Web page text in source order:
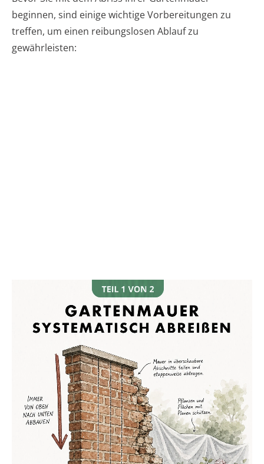
beginnen, sind einige wichtige Vorbereitungen zu
treffen, um einen reibungslosen Ablauf zu
gewährleisten: